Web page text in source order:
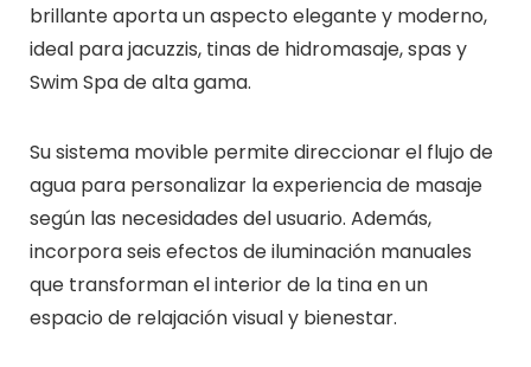
brillante aporta un aspecto elegante y moderno,
ideal para jacuzzis, tinas de hidromasaje, spas y
Swim Spa de alta gama.
Su sistema movible permite direccionar el flujo de
agua para personalizar la experiencia de masaje
según las necesidades del usuario. Además,
incorpora seis efectos de iluminación manuales
que transforman el interior de la tina en un
espacio de relajación visual y bienestar.